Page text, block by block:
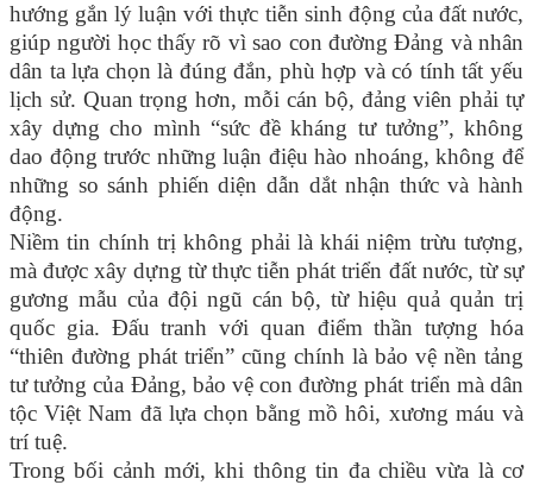
hướng gắn lý luận với thực tiễn sinh động của đất nước,
giúp người học thấy rõ vì sao con đường Đảng và nhân
dân ta lựa chọn là đúng đắn, phù hợp và có tính tất yếu
lịch sử. Quan trọng hơn, mỗi cán bộ, đảng viên phải tự
xây dựng cho mình “sức đề kháng tư tưởng”, không
dao động trước những luận điệu hào nhoáng, không để
những so sánh phiến diện dẫn dắt nhận thức và hành
động.
Niềm tin chính trị không phải là khái niệm trừu tượng,
mà được xây dựng từ thực tiễn phát triển đất nước, từ sự
gương mẫu của đội ngũ cán bộ, từ hiệu quả quản trị
quốc gia. Đấu tranh với quan điểm thần tượng hóa
“thiên đường phát triển” cũng chính là bảo vệ nền tảng
tư tưởng của Đảng, bảo vệ con đường phát triển mà dân
tộc Việt Nam đã lựa chọn bằng mồ hôi, xương máu và
trí tuệ.
Trong bối cảnh mới, khi thông tin đa chiều vừa là cơ